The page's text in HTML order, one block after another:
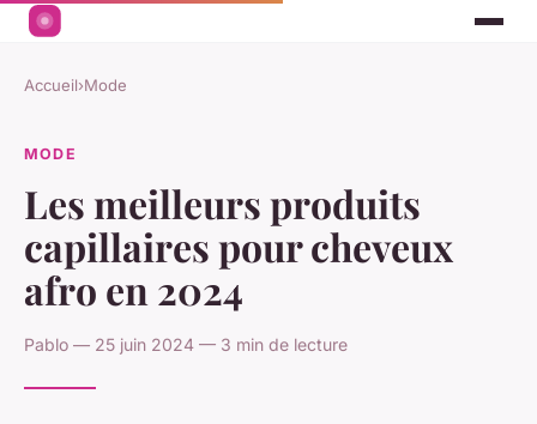
Accueil›Mode
MODE
Les meilleurs produits
capillaires pour cheveux
afro en 2024
Pablo — 25 juin 2024 — 3 min de lecture